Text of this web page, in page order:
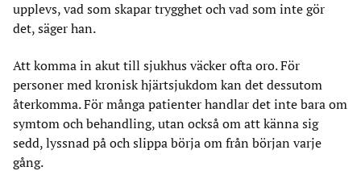
upplevs, vad som skapar trygghet och vad som inte gör
det, säger han.
Att komma in akut till sjukhus väcker ofta oro. För
personer med kronisk hjärtsjukdom kan det dessutom
återkomma. För många patienter handlar det inte bara om
symtom och behandling, utan också om att känna sig
sedd, lyssnad på och slippa börja om från början varje
gång.